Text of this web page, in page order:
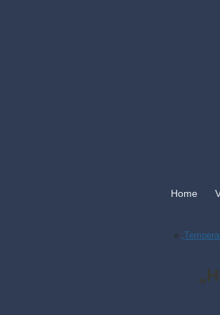
Home
«